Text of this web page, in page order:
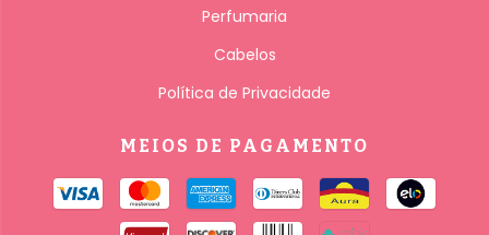
Perfumaria
Cabelos
Política de Privacidade
MEIOS DE PAGAMENTO